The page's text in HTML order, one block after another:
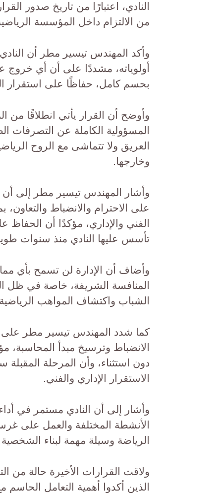
النادي، اعتبارًا من تاريخ صدور
من الالتزام داخل المؤسسة
وأكد المهندس تيسير مطر أن
أولوياته، مشددًا على أن أي خروج
بحسم كامل، حفاظًا على استقرار
وأوضح أن القرار يأتي انطلاقًا من
المسؤولية الكاملة عن التصرفات
العريق ولا تتماشى مع الروح
وخارجها.
وأشار المهندس تيسير مطر إلى أن
على الاحترام والانضباط
الفني والإداري، مؤكدًا أن الحفاظ
تأسس عليها النادي منذ سنوات
وأضاف أن الإدارة لن تسمح بأي
المنافسة الشريفة، خاصة في ظل
الشباب واكتشاف المواهب
كما شدد المهندس تيسير مطر على
الانضباط وترسيخ مبدأ المحاسبة،
دون استثناء، وأن المرحلة
الاستقرار الإداري والفني.
وأشار إلى أن النادي مستمر في
الأنشطة المختلفة والعمل على غرس
الرياضة وسيلة مهمة لبناء الشخصية
ولاقت القرارات الأخيرة حالة من
الذين أكدوا أهمية التعامل